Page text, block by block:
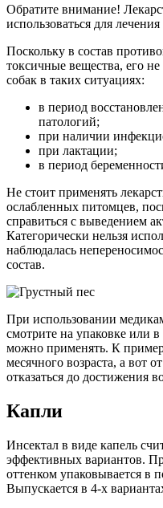
Обратите внимание!
использоваться для
Поскольку в состав
токсичные вещества, его не
собак в таких ситуациях:
в период
патологий;
при наличии
при лактации;
в период
Не стоит применять
ослабленных питомцев,
справиться с выведением
Категорически нельзя
наблюдалась
состав.
При использовании
смотрите на упаковке или в
можно применять. К
месячного возраста, а вот
отказаться до достижения
Капли
Инсектал в виде капель
эффективных вариантов.
оттенком упаковывается в
Выпускается в 4-х